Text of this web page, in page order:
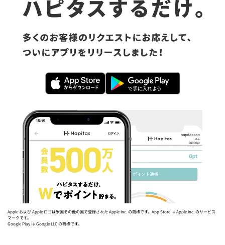
Apple および Apple ロゴは米国その他の国で登録された Apple Inc. の商標です。App Store は Apple Inc. のサービス
マークです。
Google Play は Google LLC の商標です。